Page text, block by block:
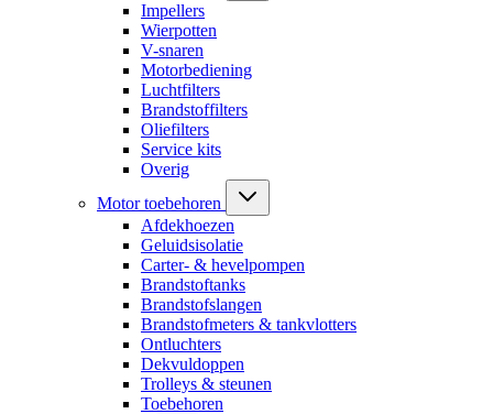
Impellers
Wierpotten
V-snaren
Motorbediening
Luchtfilters
Brandstoffilters
Oliefilters
Service kits
Overig
Motor toebehoren
Afdekhoezen
Geluidsisolatie
Carter- & hevelpompen
Brandstoftanks
Brandstofslangen
Brandstofmeters & tankvlotters
Ontluchters
Dekvuldoppen
Trolleys & steunen
Toebehoren